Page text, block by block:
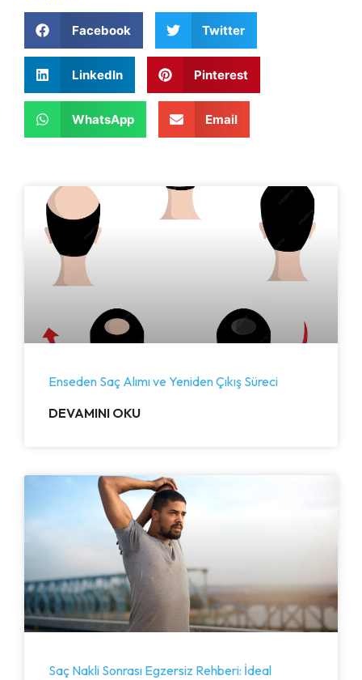
Enseden Saç Alımı ve Yeniden Çıkış Süreci
DEVAMINI OKU
Saç Nakli Sonrası Egzersiz Rehberi: İdeal
Facebook Twitter
LinkedIn Pinterest
WhatsApp Email